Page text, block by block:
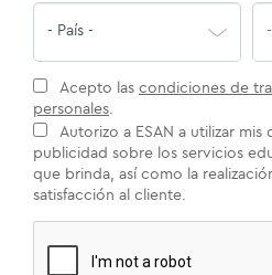
Acepto las condiciones de
personales.
Autorizo a ESAN a utilizar
publicidad sobre los servicios
que brinda, así como la
satisfacción al cliente.